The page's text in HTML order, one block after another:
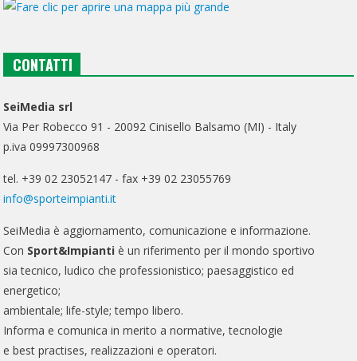
CONTATTI
SeiMedia srl
Via Per Robecco 91 - 20092 Cinisello Balsamo (MI) - Italy
p.iva 09997300968
tel. +39 02 23052147 - fax +39 02 23055769
info@sporteimpianti.it
SeiMedia è aggiornamento, comunicazione e informazione.
Con Sport&Impianti è un riferimento per il mondo sportivo
sia tecnico, ludico che professionistico; paesaggistico ed
energetico;
ambientale; life-style; tempo libero.
Informa e comunica in merito a normative, tecnologie
e best practises, realizzazioni e operatori.